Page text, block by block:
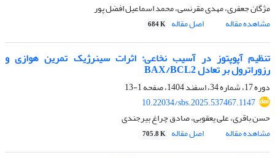
مژگان جعفری، مهدی مقرنسی، محمد اسماعیل افضل پور
مشاهده مقاله
اصل مقاله 684 K
تنظیم آپوپتوز در آسیب نخاعی: اثرات سینرژیک تمرین هوازی و
رزوراترول بر تعادل BAX/BCL2
دوره 17، شماره 34، اسفند 1404، صفحه
1-13
10.22034/sbs.2025.537467.1147
حسن باقری، علی یعقوبی، صادق چراغ بیرجندی
مشاهده مقاله
اصل مقاله 705.8 K